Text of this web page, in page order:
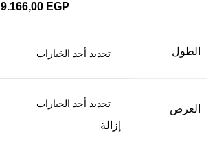
9.166,00 EGP
الطول
العرض
إزالة